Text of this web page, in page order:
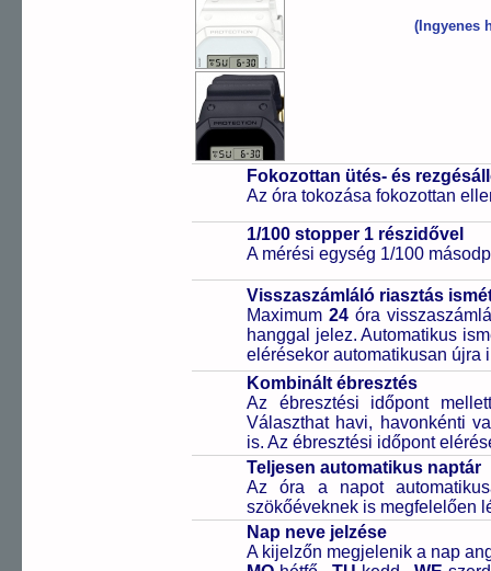
(Ingyenes
Fokozottan ütés- és
Az óra tokozása fokozottan
1/100 stopper 1 részidővel
A mérési egység 1/100
Visszaszámláló riasztás
Maximum24 óra
hanggal jelez. Automatikus
elérésekor automatikusan újra
Kombinált ébresztés
Az ébresztési időpont
Választhat havi, havonkénti
is. Az ébresztési időpont
Teljesen automatikus naptár
Az óra a napot
szökőéveknek is megfelelően
Nap neve jelzése
A kijelzőn megjelenik a nap